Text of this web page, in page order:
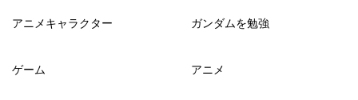
アニメキャラクター ガンダムを勉強
ゲーム アニメ